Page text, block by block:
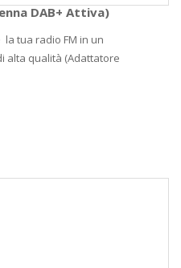
DAB+ Attiva)
tua radio FM in un
alta qualità (Adattatore